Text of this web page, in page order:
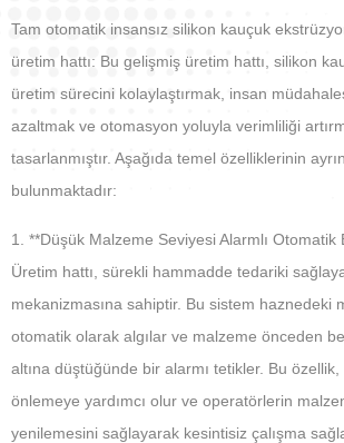
Tam otomatik insansız silikon kauçuk
üretim hattı: Bu gelişmiş üretim hattı, silikon
üretim sürecini kolaylaştırmak, insan
azaltmak ve otomasyon yoluyla verimliliği
tasarlanmıştır. Aşağıda temel özelliklerinin
bulunmaktadır:
1. **Düşük Malzeme Seviyesi Alarmlı Otomatik
Üretim hattı, sürekli hammadde tedariki
mekanizmasına sahiptir. Bu sistem haznedeki
otomatik olarak algılar ve malzeme önceden
altına düştüğünde bir alarmı tetikler. Bu
önlemeye yardımcı olur ve operatörlerin
yenilemesini sağlayarak kesintisiz çalışma